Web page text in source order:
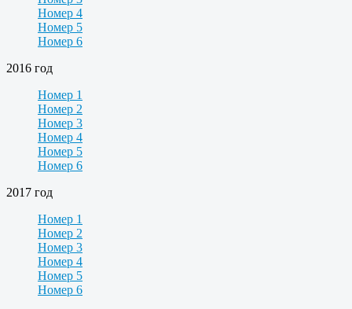
Номер 4
Номер 5
Номер 6
2016 год
Номер 1
Номер 2
Номер 3
Номер 4
Номер 5
Номер 6
2017 год
Номер 1
Номер 2
Номер 3
Номер 4
Номер 5
Номер 6